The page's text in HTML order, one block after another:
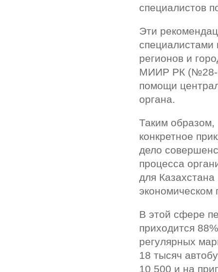
специалистов
Эти
регионов и
МИИР РК (№28-
помощи
органа.
Таким
конкретное
дело
процесса
для
экономическом
В этой сфере
приходится
регулярных
18 тысяч
10 500 и на